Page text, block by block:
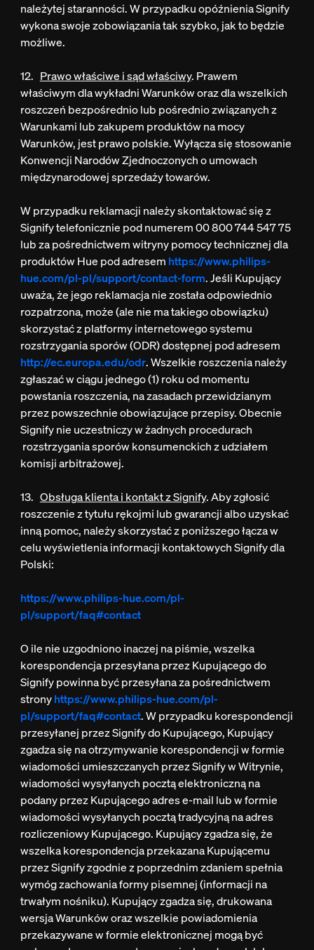
należytej staranności. W przypadku opóźnienia Signify
wykona swoje zobowiązania tak szybko, jak to będzie
możliwe.
12. Prawo właściwe i sąd właściwy. Prawem
właściwym dla wykładni Warunków oraz dla wszelkich
roszczeń bezpośrednio lub pośrednio związanych z
Warunkami lub zakupem produktów na mocy
Warunków, jest prawo polskie. Wyłącza się stosowanie
Konwencji Narodów Zjednoczonych o umowach
międzynarodowej sprzedaży towarów.
W przypadku reklamacji należy skontaktować się z
Signify telefonicznie pod numerem 00 800 744 547 75
lub za pośrednictwem witryny pomocy technicznej dla
produktów Hue pod adresem https://www.philips-
hue.com/pl-pl/support/contact-form. Jeśli Kupujący
uważa, że jego reklamacja nie została odpowiednio
rozpatrzona, może (ale nie ma takiego obowiązku)
skorzystać z platformy internetowego systemu
rozstrzygania sporów (ODR) dostępnej pod adresem
http://ec.europa.edu/odr. Wszelkie roszczenia należy
zgłaszać w ciągu jednego (1) roku od momentu
powstania roszczenia, na zasadach przewidzianym
przez powszechnie obowiązujące przepisy. Obecnie
Signify nie uczestniczy w żadnych procedurach
rozstrzygania sporów konsumenckich z udziałem
komisji arbitrażowej.
13. Obsługa klienta i kontakt z Signify. Aby zgłosić
roszczenie z tytułu rękojmi lub gwarancji albo uzyskać
inną pomoc, należy skorzystać z poniższego łącza w
celu wyświetlenia informacji kontaktowych Signify dla
Polski:
https://www.philips-hue.com/pl-
pl/support/faq#contact
O ile nie uzgodniono inaczej na piśmie, wszelka
korespondencja przesyłana przez Kupującego do
Signify powinna być przesyłana za pośrednictwem
stronyhttps://www.philips-hue.com/pl-
pl/support/faq#contact. W przypadku korespondencji
przesyłanej przez Signify do Kupującego, Kupujący
zgadza się na otrzymywanie korespondencji w formie
wiadomości umieszczanych przez Signify w Witrynie,
wiadomości wysyłanych pocztą elektroniczną na
podany przez Kupującego adres e-mail lub w formie
wiadomości wysyłanych pocztą tradycyjną na adres
rozliczeniowy Kupującego. Kupujący zgadza się, że
wszelka korespondencja przekazana Kupującemu
przez Signify zgodnie z poprzednim zdaniem spełnia
wymóg zachowania formy pisemnej (informacji na
trwałym nośniku). Kupujący zgadza się, drukowana
wersja Warunków oraz wszelkie powiadomienia
przekazywane w formie elektronicznej mogą być